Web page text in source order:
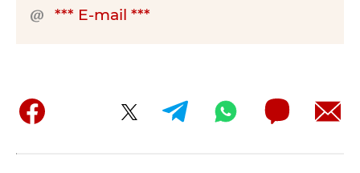
*** E-mail ***